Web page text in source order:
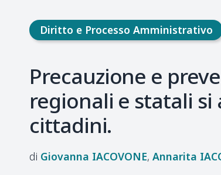
Diritto e Processo Amministrativo
Precauzione e
regionali e statali
cittadini.
Giovanna IACOVONE Annarita